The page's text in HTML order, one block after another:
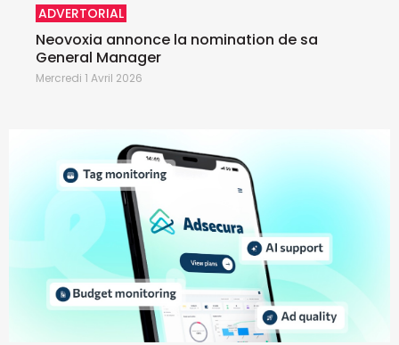
ADVERTORIAL
Neovoxia annonce la nomination de sa
General Manager
Mercredi 1 Avril 2026